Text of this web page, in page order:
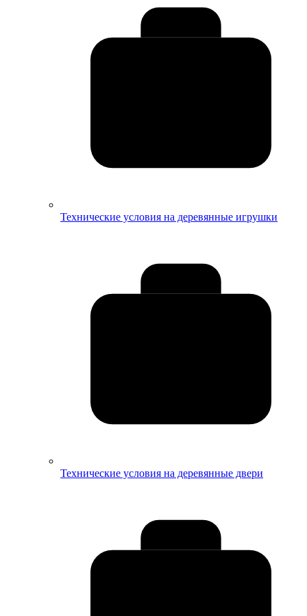
Технические условия на деревянные игрушки
Технические условия на деревянные двери